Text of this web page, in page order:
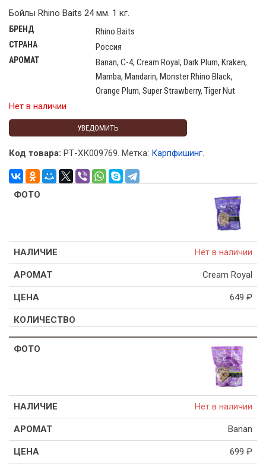
Бойлы Rhino Baits 24 мм. 1 кг.
БРЕНД Rhino Baits
СТРАНА Россия
АРОМАТ
Banan, C-4, Cream Royal, Dark Plum, Kraken,
Mamba, Mandarin, Monster Rhino Black,
Orange Plum, Super Strawberry, Tiger Nut
Нет в наличии
УВЕДОМИТЬ
Код товара: РТ-ХК009769. Метка: Карпфишинг.
Нет в наличии
Cream Royal
649 ₽
Нет в наличии
Banan
699 ₽